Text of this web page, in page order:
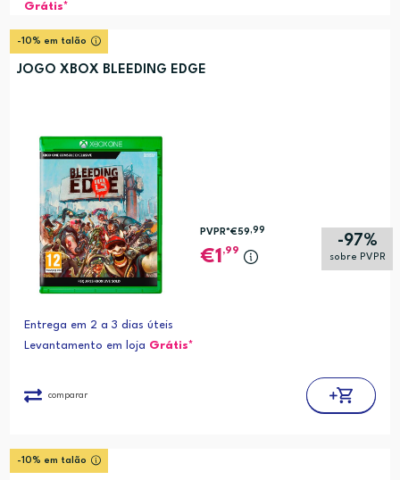
Grátis*
-10% em talão
JOGO XBOX BLEEDING EDGE
-97%
sobre PVPR
PVPR*€59,99
1 ,99
Entrega em 2 a 3 dias úteis
Levantamento em loja Grátis*
comparar
-10% em talão